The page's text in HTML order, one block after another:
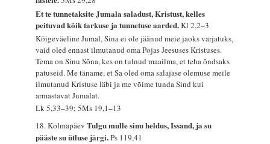
Et te tunnetaksite Jumala saladust, Kristust, kelles
peituvad kõik tarkuse ja tunnetuse aarded.Kl 2,2–3
Kõigeväeline Jumal, Sina ei ole jäänud meie jaoks varjatuks,
vaid oled ennast ilmutanud oma Pojas Jeesuses Kristuses.
Tema on Sinu Sõna, kes on tulnud maailma, et teha õndsaks
patuseid. Me täname, et Sa oled oma salajase olemuse meile
ilmutanud Kristuse läbi ja me võime tunda Sind kui
armastavat Jumalat.
Lk 5,33–39; 5Ms 19,1–13
18. KolmapäevTulgu mulle sinu heldus, Issand, ja su
pääste su ütluse järgi.Ps 119,41